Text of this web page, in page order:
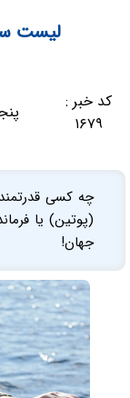
لیست
کد خبر :
۱۶۷۹
چه کسی
(پوتین) یا
جهان!